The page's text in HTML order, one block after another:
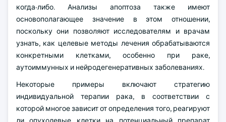
когда-либо. Анализы апоптоза также имеют
основополагающее значение в этом отношении,
поскольку они позволяют исследователям и врачам
узнать, как целевые методы лечения обрабатываются
конкретными клетками, особенно при раке,
аутоиммунных и нейродегенеративных заболеваниях.
Некоторые примеры включают стратегию
индивидуальной терапии рака, в соответствии с
которой многое зависит от определения того, реагируют